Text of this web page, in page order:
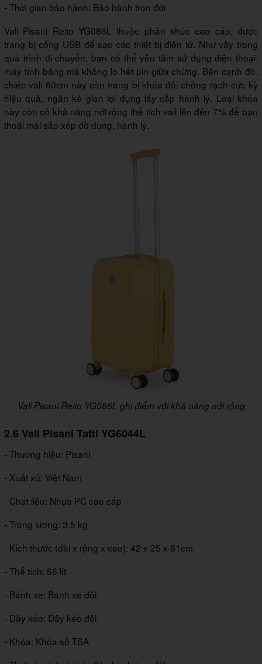
- Thời gian bảo hành: Bảo hành trọn đời
Vali Pisani Reito YG086L thuộc phân khúc cao cấp, được
trang bị cổng USB để sạc các thiết bị điện tử. Như vậy trong
quá trình di chuyển, bạn có thể yên tâm sử dụng điện thoại,
máy tính bảng mà không lo hết pin giữa chừng. Bên cạnh đó,
chiếc vali 60cm này còn trang bị khóa đôi chống rạch cực kỳ
hiệu quả, ngăn kẻ gian lợi dụng lấy cắp hành lý. Loại khóa
này còn có khả năng nới rộng thể tích vali lên đến 7% để bạn
thoải mái sắp xếp đồ dùng, hành lý.
Vali Pisani Reito YG086L ghi điểm với khả năng nới rộng
2.6 Vali Pisani Tatti YG6044L
- Thương hiệu: Pisani
- Xuất xứ: Việt Nam
- Chất liệu: Nhựa PC cao cấp
- Trọng lượng: 3.5 kg
- Kích thước (dài x rộng x cao): 42 x 25 x 61cm
- Thể tích: 56 lít
- Bánh xe: Bánh xe đôi
- Dây kéo: Dây kéo đôi
- Khóa: Khóa số TSA